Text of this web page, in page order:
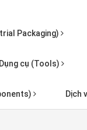
Packaging)
Dụng cụ (Tools)
Dịch